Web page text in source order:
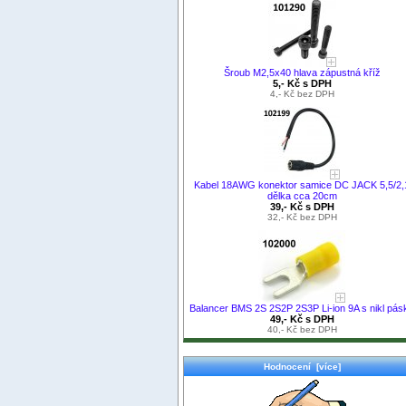
Šroub M2,5x40 hlava zápustná kříž
5,- Kč s DPH
4,- Kč bez DPH
Kabel 18AWG konektor samice DC JACK 5,5/
dělka cca 20cm
39,- Kč s DPH
32,- Kč bez DPH
Balancer BMS 2S 2S2P 2S3P Li-ion 9A s nikl
49,- Kč s DPH
40,- Kč bez DPH
Hodnocení [více]